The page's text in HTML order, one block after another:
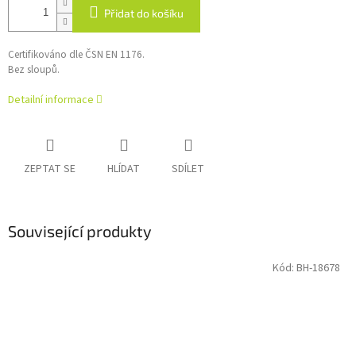
Přidat do košíku
Certifikováno dle ČSN EN 1176.
Bez sloupů.
Detailní informace
ZEPTAT SE HLÍDAT SDÍLET
Související produkty
Kód: BH-18678